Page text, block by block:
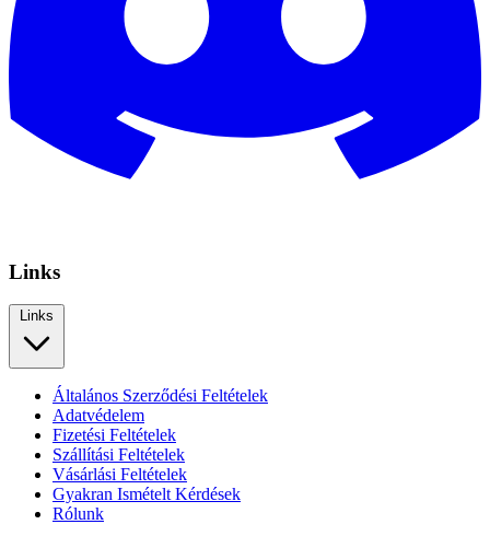
Links
Links
Általános Szerződési Feltételek
Adatvédelem
Fizetési Feltételek
Szállítási Feltételek
Vásárlási Feltételek
Gyakran Ismételt Kérdések
Rólunk